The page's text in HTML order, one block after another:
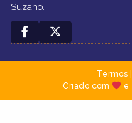
Suzano.
Termos|
Criado com
e